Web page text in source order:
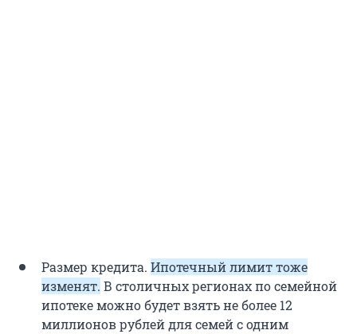
Размер кредита. Ипотечный лимит тоже
изменят. В столичных регионах по семейной
ипотеке можно будет взять не более 12
миллионов рублей для семей с одним